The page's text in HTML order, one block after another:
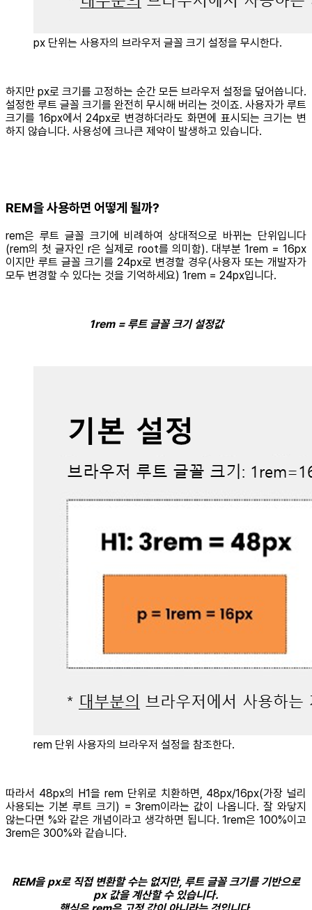
px 단위는 사용자의 브라우저 글꼴 크기 설정을 무시한다.
하지만 px로 크기를 고정하는 순간 모든 브라우저 설정을 덮어씁니다.
설정한 루트 글꼴 크기를 완전히 무시해 버리는 것이죠. 사용자가 루트
크기를 16px에서 24px로 변경하더라도 화면에 표시되는 크기는 변
하지 않습니다. 사용성에 크나큰 제약이 발생하고 있습니다.
REM을 사용하면 어떻게 될까?
rem은 루트 글꼴 크기에 비례하여 상대적으로 바뀌는 단위입니다
(rem의 첫 글자인 r은 실제로 root를 의미함). 대부분 1rem = 16px
이지만 루트 글꼴 크기를 24px로 변경할 경우(사용자 또는 개발자가
모두 변경할 수 있다는 것을 기억하세요) 1rem = 24px입니다.
1rem = 루트 글꼴 크기 설정값
rem 단위 사용자의 브라우저 설정을 참조한다.
따라서 48px의 H1을 rem 단위로 치환하면, 48px/16px(가장 널리
사용되는 기본 루트 크기) = 3rem이라는 값이 나옵니다. 잘 와닿지
않는다면 %와 같은 개념이라고 생각하면 됩니다. 1rem은 100%이고
3rem은 300%와 같습니다.
REM을 px로 직접 변환할 수는 없지만, 루트 글꼴 크기를 기반으로
px 값을 계산할 수 있습니다.